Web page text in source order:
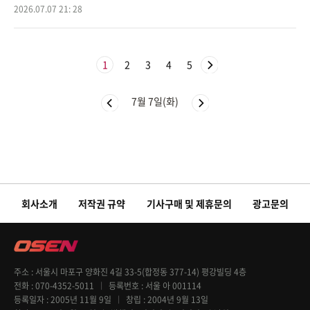
까'라는 제목
2026.07.07 21: 28
1 2 3 4 5
7월 7일(화)
회사소개 저작권 규약 기사구매 및 제휴문의 광고문의
주소
서울시 마포구 양화진 4길 33-5(합정동 377-14) 평강빌딩 4층
전화 070-4352-5011 등록번호
서울 아 001114
등록일자 2005년 11월 9일 창립 2004년 9월 13일